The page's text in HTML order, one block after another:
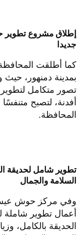
إطلاق مشروع تطوير
جديدا
كما أطلقت
بمدينة دمنهور، حيث
تصور متكامل لتطوير
أفدنة، لتصبح متنفسًا
المحافظة.
تطوير شامل لحديقة
السلامة والجمال
وفي مركز حوش
أعمال تطوير
الحديقة بالكامل،